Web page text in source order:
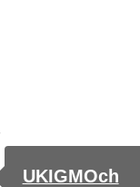
UKIGMOch